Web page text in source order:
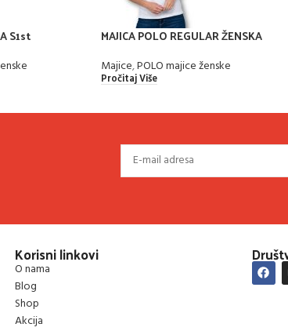
S1st MAJICA POLO REGULAR ŽENSKA
Majice,POLO majice ženske
Pročitaj Više
Korisni linkovi
O nama
Blog
Shop
Akcija